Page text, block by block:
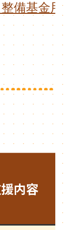
整備基金
内容